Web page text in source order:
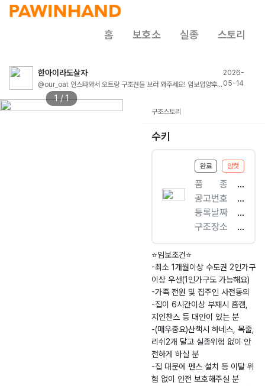
홈 보호소 실종 스토리
한아이라도살자
@our_oat 인스타와서 오트랑 구조견들 보러 와주세요! 임보입양후
원이동 많이 필요해요!
2026-
05-14
1 / 1
구조스토리
수키
완료 암컷
품ㅤㅤ종
[
개
]
비
숑
리
제
공고번호
경
기
-
여
-
2
0
2
6
-
0
1
등록날짜
2
0
2
0
4.
1
6
구조장소
산
북
후
리
⭐️임보조건⭐️
-최소 1개월이상 수도권 2인가구
이상 우선(1인가구도 가능해요)
-가족 전원 및 집주인 사전동의
-집이 6시간이상 부재시 홈캠,
지인찬스 등 대안이 있는 분
-(매우중요)산책시 하네스, 목줄,
리쉬2개 달고 실종위험 없이 안
전하게 하실 분
-집 대문에 펜스 설치 등 이탈 위
험 없이 안전 보호해주실 분